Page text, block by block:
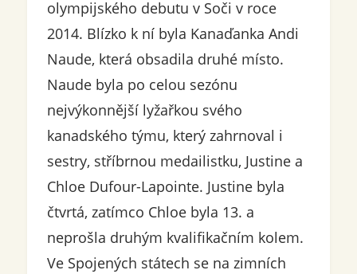
olympijského debutu v Soči v roce
2014. Blízko k ní byla Kanaďanka Andi
Naude, která obsadila druhé místo.
Naude byla po celou sezónu
nejvýkonnější lyžařkou svého
kanadského týmu, který zahrnoval i
sestry, stříbrnou medailistku, Justine a
Chloe Dufour-Lapointe. Justine byla
čtvrtá, zatímco Chloe byla 13. a
neprošla druhým kvalifikačním kolem.
Ve Spojených státech se na zimních